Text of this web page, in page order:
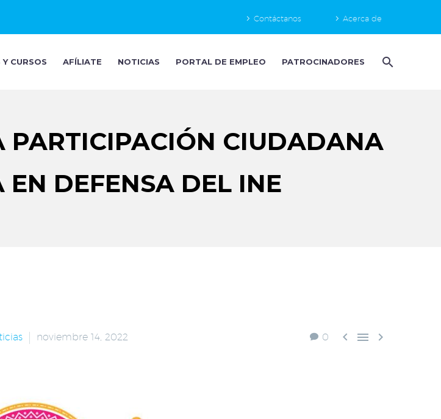
Contáctanos Acerca de
CURSOS AFÍLIATE NOTICIAS PORTAL DE EMPLEO PATROCINADORES
PARTICIPACIÓN CIUDADANA
EN DEFENSA DEL INE
0   
noviembre 14, 2022